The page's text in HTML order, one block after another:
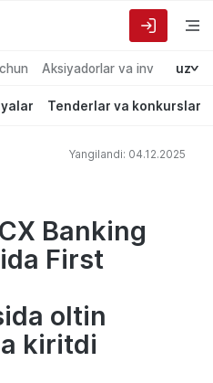
Aksiyadorlar va investorlarga
uz
Tenderlar va konkurslar
Yangilandi: 04.12.2025
Banking
First
oltin
kiritdi